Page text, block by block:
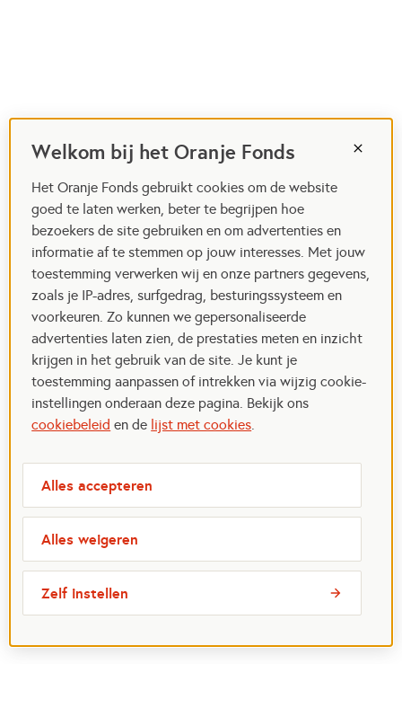
Welkom bij het Oranje Fonds
Het Oranje Fonds gebruikt cookies om de website
goed te laten werken, beter te begrijpen hoe
bezoekers de site gebruiken en om advertenties en
informatie af te stemmen op jouw interesses. Met jouw
toestemming verwerken wij en onze partners gegevens,
zoals je IP-adres, surfgedrag, besturingssysteem en
voorkeuren. Zo kunnen we gepersonaliseerde
advertenties laten zien, de prestaties meten en inzicht
krijgen in het gebruik van de site. Je kunt je
toestemming aanpassen of intrekken via wijzig cookie-
instellingen onderaan deze pagina. Bekijk ons
cookiebeleid en de lijst met cookies.
Alles accepteren
Alles weigeren
Zelf instellen